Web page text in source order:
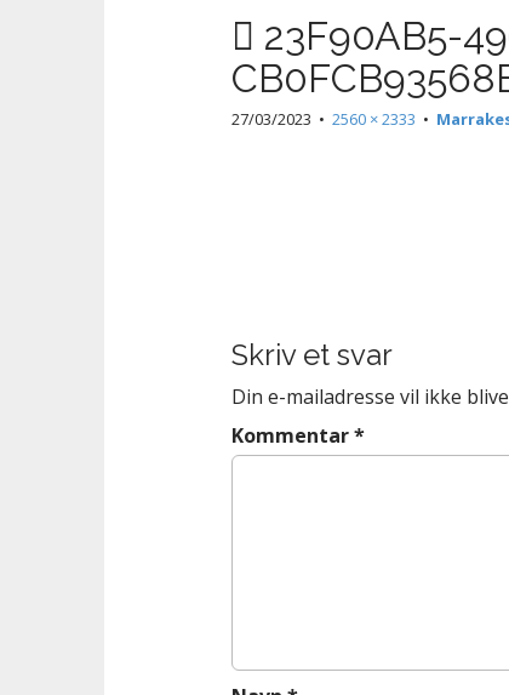
e
n
u
c
o
n
e
23F90AB5-
27/03/2023 • 2560 × 2333 •
n
a
v
i
Skriv et svar
Din e-mailadresse vil ikke
Kommentar*